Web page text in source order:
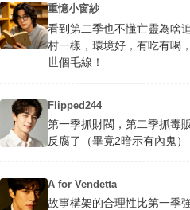
重憶小窗紗
看到第二季也不懂亡靈為啥
村一樣，環境好，有吃有喝
世個毛線！
Flipped244
第一季抓財閥，第二季抓毒
反腐了（畢竟2暗示有內鬼）
A for Vendetta
故事構架的合理性比第一季